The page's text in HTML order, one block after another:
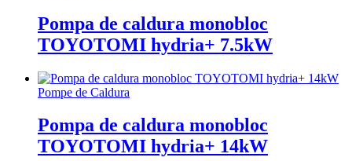
Pompa de caldura monobloc
TOYOTOMI hydria+ 7.5kW
Pompe de Caldura
Pompa de caldura monobloc
TOYOTOMI hydria+ 14kW